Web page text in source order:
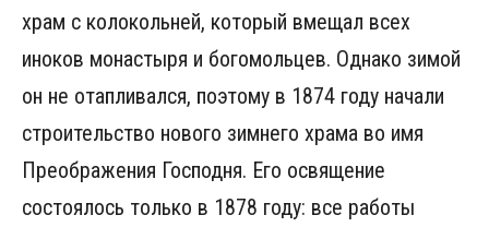
храм с колокольней, который вмещал всех
иноков монастыря и богомольцев. Однако зимой
он не отапливался, поэтому в 1874 году начали
строительство нового зимнего храма во имя
Преображения Господня. Его освящение
состоялось только в 1878 году: все работы